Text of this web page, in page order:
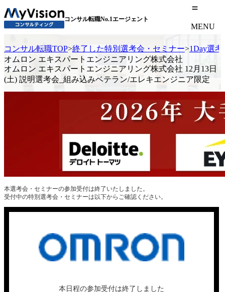
コンサル転職No.1エージェント
MENU
コンサル転職TOP>終了した特別選考会・セミナー>1Day選考
オムロン エキスパートエンジニアリング株式会社
オムロン エキスパートエンジニアリング株式会社 12月13日
(土) 説明選考会_組み込みベテラン/エレキエンジニア限定
本選考会・セミナーの参加受付は終了いたしました。
受付中の特別選考会・セミナーは以下からご確認ください。
本日程の参加受付は終了しました